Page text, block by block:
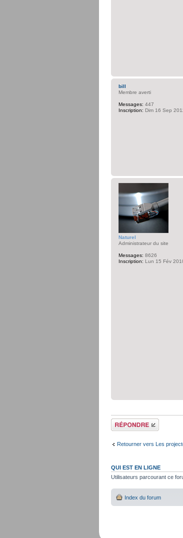
bill
Membre averti
Messages: 447
Inscription: Dim 16 Sep
Naturel
Administrateur du site
Messages: 8626
Inscription: Lun 15 Fév
Répondre
Retourner vers Les
QUI EST EN LIGNE
Utilisateurs parcourant ce
Index du forum